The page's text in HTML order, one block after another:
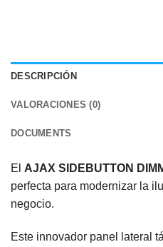
DESCRIPCIÓN
VALORACIONES (0)
DOCUMENTS
El AJAX SIDEBUTTON
perfecta para modernizar la
negocio.
Este innovador panel lateral